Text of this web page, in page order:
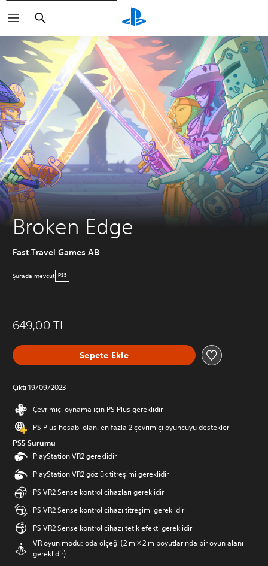
Arama
Broken Edge
Fast Travel Games AB
Şurada mevcut PS5
649,00 TL
Sepete Ekle
Çıktı 19/09/2023
Çevrimiçi oynama için PS Plus gereklidir
PS Plus hesabı olan, en fazla 2 çevrimiçi oyuncuyu destekler
PS5 Sürümü
PlayStation VR2 gereklidir
PlayStation VR2 gözlük titreşimi gereklidir
PS VR2 Sense kontrol cihazları gereklidir
PS VR2 Sense kontrol cihazı titreşimi gereklidir
PS VR2 Sense kontrol cihazı tetik efekti gereklidir
VR oyun modu: oda ölçeği (2 m × 2 m boyutlarında bir oyun alanı
gereklidir)